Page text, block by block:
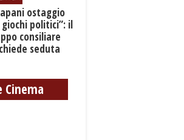
ostaggio
politici”: il
consiliare
seduta
Cinema